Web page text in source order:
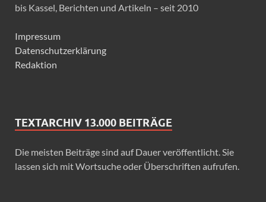
bis Kassel, Berichten und Artikeln – seit 2010
Impressum
Datenschutzerklärung
Redaktion
TEXTARCHIV 13.000 BEITRÄGE
Die meisten Beiträge sind auf Dauer veröffentlicht. Sie
lassen sich mit Wortsuche oder Überschriften aufrufen.